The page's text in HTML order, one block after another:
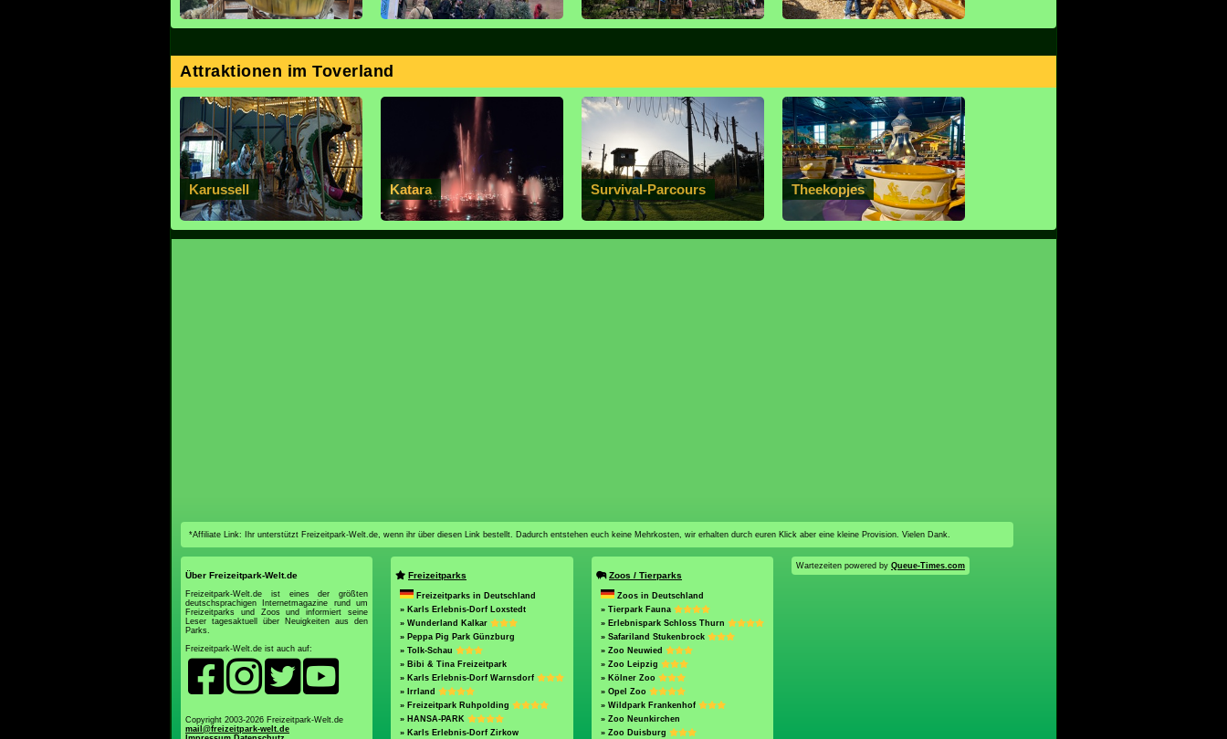
Attraktionen im Toverland
Karussell Katara Survival-Parcours Theekopjes
*Affiliate Link: Ihr unterstützt Freizeitpark-Welt.de, wenn ihr über diesen Link bestellt. Dadurch entstehen euch keine Mehrkosten, wir erhalten durch euren Klick aber eine kleine Provision. Vielen Dank.
Über Freizeitpark-Welt.de
Freizeitpark-Welt.de ist eines der größten
deutschsprachigen Internetmagazine rund um
Freizeitparks und Zoos und informiert seine
Leser tagesaktuell über Neuigkeiten aus den
Parks.
Freizeitpark-Welt.de ist auch auf:
Copyright 2003-2026 Freizeitpark-Welt.de
mail@freizeitpark-welt.de
Freizeitparks
Freizeitparks in Deutschland
» Karls Erlebnis-Dorf Loxstedt
» Wunderland Kalkar
» Peppa Pig Park Günzburg
» Tolk-Schau
» Bibi & Tina Freizeitpark
» Karls Erlebnis-Dorf Warnsdorf
» Irrland
» Freizeitpark Ruhpolding
» HANSA-PARK
» Karls Erlebnis-Dorf Zirkow
Zoos / Tierparks
Zoos in Deutschland
» Tierpark Fauna
» Erlebnispark Schloss Thurn
» Safariland Stukenbrock
» Zoo Neuwied
» Zoo Leipzig
» Kölner Zoo
» Opel Zoo
» Wildpark Frankenhof
» Zoo Neunkirchen
» Zoo Duisburg
Wartezeiten powered by Queue-Times.com